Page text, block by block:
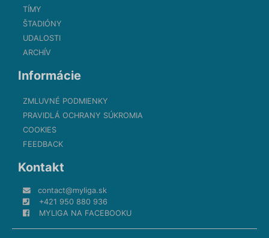
TÍMY
ŠTADIÓNY
UDALOSTI
ARCHÍV
Informácie
ZMLUVNÉ PODMIENKY
PRAVIDLÁ OCHRANY SÚKROMIA
COOKIES
FEEDBACK
Kontakt
contact@myliga.sk
+421 950 880 936
MYLIGA NA FACEBOOKU